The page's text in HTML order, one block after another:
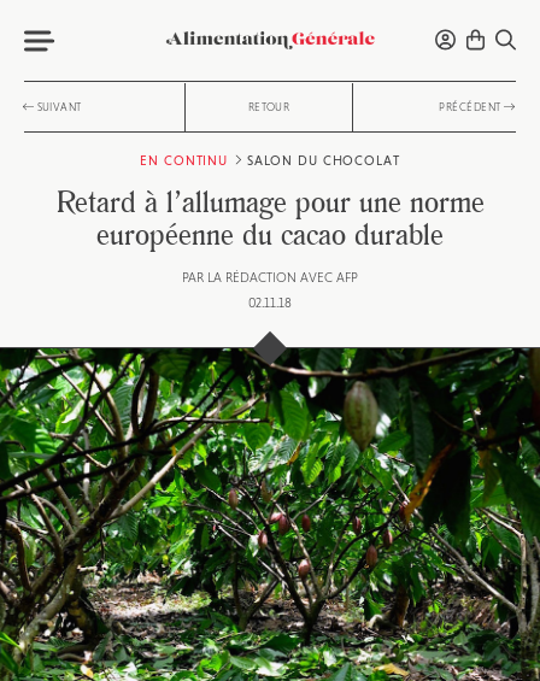
SUIVANT RETOUR PRÉCÉDENT
EN CONTINU SALON DU CHOCOLAT
Retard à l’allumage pour une norme
européenne du cacao durable
PAR LA RÉDACTION AVEC AFP
02.11.18